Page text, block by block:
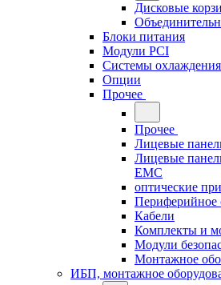
Дисковые
Блоки питания
Модули PCI
Системы охлаждения
Опции
Прочее
Прочее
Лицевые
Лицевые
EMC
оптические
Периферийное
Кабели
Комплекты и
Модули
Монтажное
ИБП, монтажное